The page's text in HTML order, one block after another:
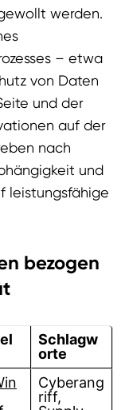
werden.
– etwa
von Daten
und der
auf der
nach
und
leistungsfähige
bezogen
Schlagw
orte
Cyberang
riff,